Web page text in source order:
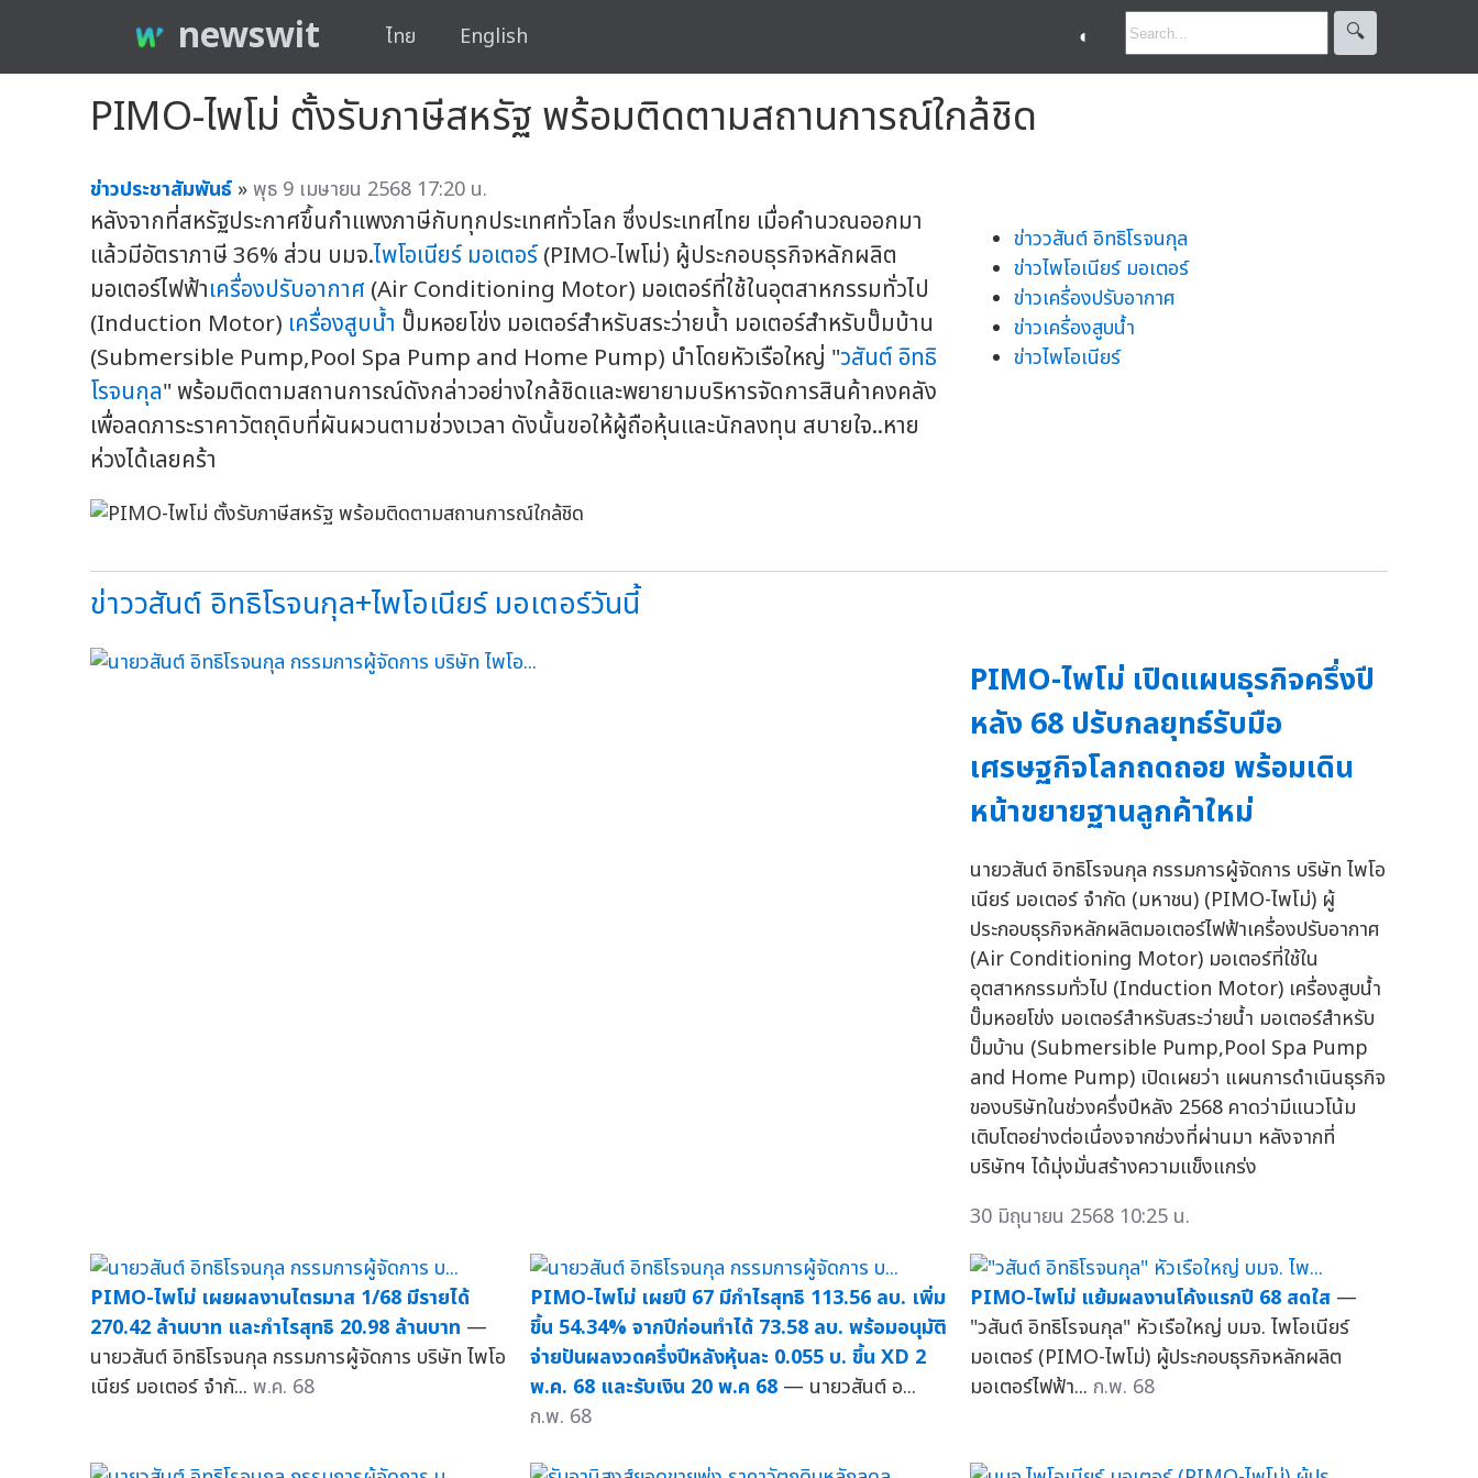
newswit ไทย English ◐ 🔍︎
PIMO-ไพโม่ ตั้งรับภาษีสหรัฐ พร้อมติดตามสถานการณ์ใกล้ชิด
ข่าวประชาสัมพันธ์ »พุธ 9 เมษายน 2568 17:20 น.
หลังจากที่สหรัฐประกาศขึ้นกำแพงภาษีกับทุกประเทศทั่วโลก ซึ่งประเทศไทย เมื่อคำนวณออกมา
แล้วมีอัตราภาษี 36% ส่วน บมจ.ไพโอเนียร์ มอเตอร์(PIMO-ไพโม่) ผู้ประกอบธุรกิจหลักผลิต
มอเตอร์ไฟฟ้าเครื่องปรับอากาศ (Air Conditioning Motor) มอเตอร์ที่ใช้ในอุตสาหกรรมทั่วไป
(Induction Motor) เครื่องสูบน้ำ ปั๊มหอยโข่ง มอเตอร์สำหรับสระว่ายน้ำ มอเตอร์สำหรับปั๊มบ้าน
(Submersible Pump,Pool Spa Pump and Home Pump) นำโดยหัวเรือใหญ่ "วสันต์ อิทธิ
โรจนกุล" พร้อมติดตามสถานการณ์ดังกล่าวอย่างใกล้ชิดและพยายามบริหารจัดการสินค้าคงคลัง
เพื่อลดภาระราคาวัตถุดิบที่ผันผวนตามช่วงเวลา ดังนั้นขอให้ผู้ถือหุ้นและนักลงทุน สบายใจ..หาย
ห่วงได้เลยคร้า
ข่าววสันต์ อิทธิโรจนกุล
ข่าวไพโอเนียร์ มอเตอร์
ข่าวเครื่องปรับอากาศ
ข่าวเครื่องสูบน้ำ
ข่าวไพโอเนียร์
ข่าววสันต์ อิทธิโรจนกุล+ไพโอเนียร์ มอเตอร์วันนี้
PIMO-ไพโม่ เปิดแผนธุรกิจครึ่งปี
หลัง 68 ปรับกลยุทธ์รับมือ
เศรษฐกิจโลกถดถอย พร้อมเดิน
หน้าขยายฐานลูกค้าใหม่
นายวสันต์ อิทธิโรจนกุล กรรมการผู้จัดการ บริษัท ไพโอ
เนียร์ มอเตอร์ จำกัด (มหาชน) (PIMO-ไพโม่) ผู้
ประกอบธุรกิจหลักผลิตมอเตอร์ไฟฟ้าเครื่องปรับอากาศ
(Air Conditioning Motor) มอเตอร์ที่ใช้ใน
อุตสาหกรรมทั่วไป (Induction Motor) เครื่องสูบน้ำ
ปั๊มหอยโข่ง มอเตอร์สำหรับสระว่ายน้ำ มอเตอร์สำหรับ
ปั๊มบ้าน (Submersible Pump,Pool Spa Pump
and Home Pump) เปิดเผยว่า แผนการดำเนินธุรกิจ
ของบริษัทในช่วงครึ่งปีหลัง 2568 คาดว่ามีแนวโน้ม
เติบโตอย่างต่อเนื่องจากช่วงที่ผ่านมา หลังจากที่
บริษัทฯ ได้มุ่งมั่นสร้างความแข็งแกร่ง
30 มิถุนายน 2568 10:25 น.
PIMO-ไพโม่ เผยผลงานไตรมาส 1/68 มีรายได้
270.42 ล้านบาท และกำไรสุทธิ 20.98 ล้านบาท —
นายวสันต์ อิทธิโรจนกุล กรรมการผู้จัดการ บริษัท ไพโอ
เนียร์ มอเตอร์ จำกั... พ.ค. 68
PIMO-ไพโม่ เผยปี 67 มีกำไรสุทธิ 113.56 ลบ. เพิ่ม
ขึ้น 54.34% จากปีก่อนทำได้ 73.58 ลบ. พร้อมอนุมัติ
จ่ายปันผลงวดครึ่งปีหลังหุ้นละ 0.055 บ. ขึ้น XD 2
พ.ค. 68 และรับเงิน 20 พ.ค 68 — นายวสันต์ อ...
ก.พ. 68
PIMO-ไพโม่ แย้มผลงานโค้งแรกปี 68 สดใส —
"วสันต์ อิทธิโรจนกุล" หัวเรือใหญ่ บมจ. ไพโอเนียร์
มอเตอร์ (PIMO-ไพโม่) ผู้ประกอบธุรกิจหลักผลิต
มอเตอร์ไฟฟ้า... ก.พ. 68